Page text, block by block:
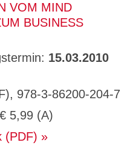
VOM MIND
BUSINESS
15.03.2010
978-3-86200-204-7
5,99 (A)
(PDF)